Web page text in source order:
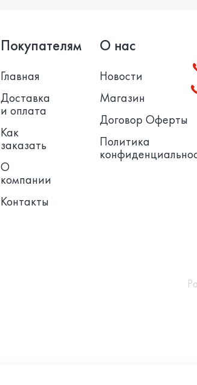
Покупателям
Главная
Доставка
и оплата
Как
заказать
О
компании
Контакты
О нас
Новости
Магазин
Договор Оферты
Политика